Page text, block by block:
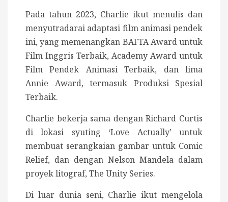
Pada tahun 2023, Charlie ikut menulis dan
menyutradarai adaptasi film animasi pendek
ini, yang memenangkan BAFTA Award untuk
Film Inggris Terbaik, Academy Award untuk
Film Pendek Animasi Terbaik, dan lima
Annie Award, termasuk Produksi Spesial
Terbaik.
Charlie bekerja sama dengan Richard Curtis
di lokasi syuting ‘Love Actually’ untuk
membuat serangkaian gambar untuk Comic
Relief, dan dengan Nelson Mandela dalam
proyek litograf, The Unity Series.
Di luar dunia seni, Charlie ikut mengelola